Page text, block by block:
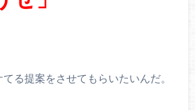
る提案をさせてもらいたいんだ。